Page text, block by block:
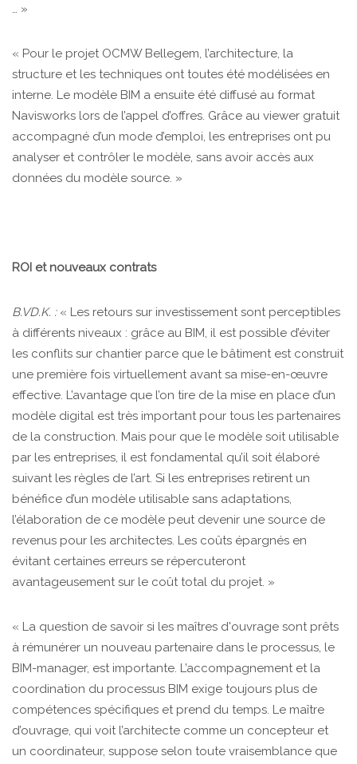
… »
« Pour le projet OCMW Bellegem, l’architecture, la
structure et les techniques ont toutes été modélisées en
interne. Le modèle BIM a ensuite été diffusé au format
Navisworks lors de l’appel d’offres. Grâce au viewer gratuit
accompagné d’un mode d’emploi, les entreprises ont pu
analyser et contrôler le modèle, sans avoir accès aux
données du modèle source. »
ROI et nouveaux contrats
B.VD.K. : « Les retours sur investissement sont perceptibles
à différents niveaux : grâce au BIM, il est possible d’éviter
les conflits sur chantier parce que le bâtiment est construit
une première fois virtuellement avant sa mise-en-œuvre
effective. L’avantage que l’on tire de la mise en place d’un
modèle digital est très important pour tous les partenaires
de la construction. Mais pour que le modèle soit utilisable
par les entreprises, il est fondamental qu’il soit élaboré
suivant les règles de l’art. Si les entreprises retirent un
bénéfice d’un modèle utilisable sans adaptations,
l’élaboration de ce modèle peut devenir une source de
revenus pour les architectes. Les coûts épargnés en
évitant certaines erreurs se répercuteront
avantageusement sur le coût total du projet. »
« La question de savoir si les maîtres d'ouvrage sont prêts
à rémunérer un nouveau partenaire dans le processus, le
BIM-manager, est importante. L’accompagnement et la
coordination du processus BIM exige toujours plus de
compétences spécifiques et prend du temps. Le maître
d’ouvrage, qui voit l’architecte comme un concepteur et
un coordinateur, suppose selon toute vraisemblance que